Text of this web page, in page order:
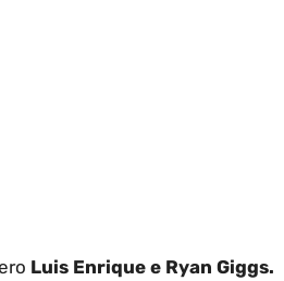
Luis Enrique e Ryan Giggs.